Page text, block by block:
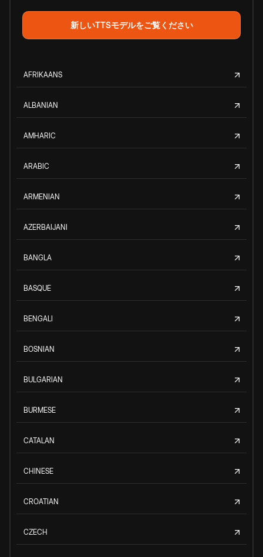
新しいTTSモデルをご覧ください
AFRIKAANS
ALBANIAN
AMHARIC
ARABIC
ARMENIAN
AZERBAIJANI
BANGLA
BASQUE
BENGALI
BOSNIAN
BULGARIAN
BURMESE
CATALAN
CHINESE
CROATIAN
CZECH